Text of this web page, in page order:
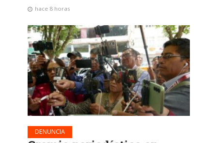
hace 8 horas
DENUNCIA